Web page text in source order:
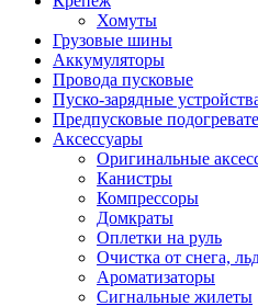
Хомуты
Грузовые шины
Аккумуляторы
Провода пусковые
Пуско-зарядные
Предпусковые
Аксессуары
Оригинальные
Канистры
Компрессоры
Домкраты
Оплетки на руль
Очистка от снега,
Ароматизаторы
Сигнальные жилеты